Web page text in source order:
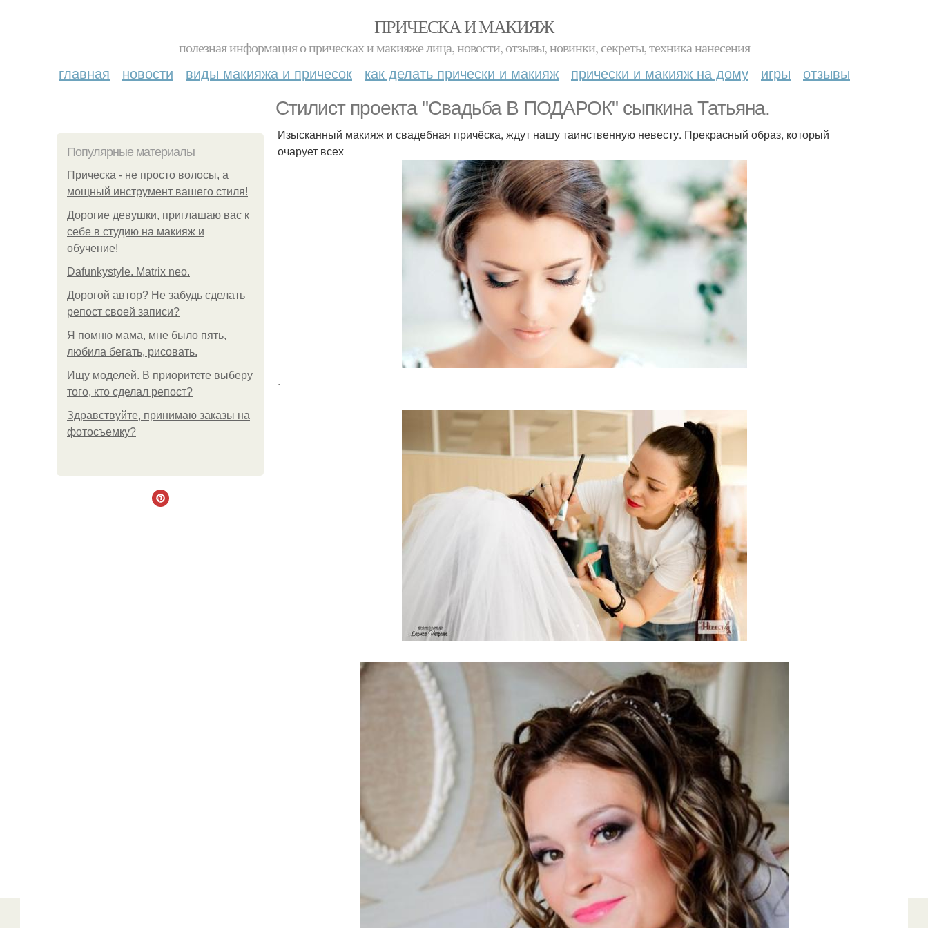
ПРИЧЕСКА И МАКИЯЖ
полезная информация о прическах и макияже лица, новости, отзывы, новинки, секреты, техника нанесения
главная новости виды макияжа и причесок как делать прически и макияж прически и макияж на дому игры отзывы
Стилист проекта "Свадьба В ПОДАРОК" сыпкина Татьяна.
Популярные материалы
Прическа - не просто волосы, а
мощный инструмент вашего стиля!
Дорогие девушки, приглашаю вас к
себе в студию на макияж и
обучение!
Dafunkystyle. Matrix neo.
Дорогой автор? Не забудь сделать
репост своей записи?
Я помню мама, мне было пять,
любила бегать, рисовать.
Ищу моделей. В приоритете выберу
того, кто сделал репост?
Здравствуйте, принимаю заказы на
фотосъемку?
Изысканный макияж и свадебная причёска, ждут нашу таинственную невесту. Прекрасный образ, который
очарует всех
.